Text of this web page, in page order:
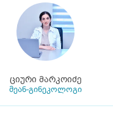
ციური მარკოიძე
მეან-გინეკოლოგი